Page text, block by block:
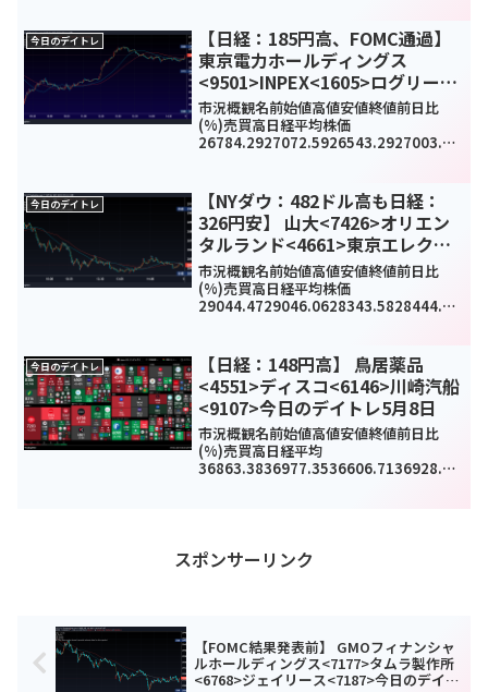
99.54(0.42%)116...
今日のデイトレ
【日経：185円高、FOMC通過】
東京電力ホールディングス
<9501>INPEX<1605>ログリー
<6579>今日のデイトレ5月6日
市況概観名前始値高値安値終値前日比
(%)売買高日経平均株価
26784.2927072.5926543.2927003.56
今日のデイトレ
【NYダウ：482ドル高も日経：
326円安】 山大<7426>オリエン
タルランド<4661>東京エレクト
ロン<8035>今日のデイトレ10月4
日
市況概観名前始値高値安値終値前日比
(%)売買高日経平均株価
29044.4729046.0628343.5828444.89
6.672006.971966.971973.92-1...
今日のデイトレ
【日経：148円高】 鳥居薬品
<4551>ディスコ<6146>川崎汽船
<9107>今日のデイトレ5月8日
市況概観名前始値高値安値終値前日比
(%)売買高日経平均
36863.3836977.3536606.7136928.63
スポンサーリンク
【FOMC結果発表前】 GMOフィナンシャ
ルホールディングス<7177>タムラ製作所
<6768>ジェイリース<7187>今日のデイト